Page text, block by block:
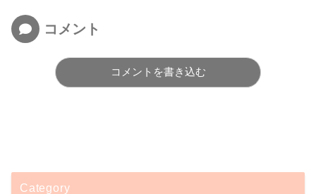
コメント
コメントを書き込む
Category